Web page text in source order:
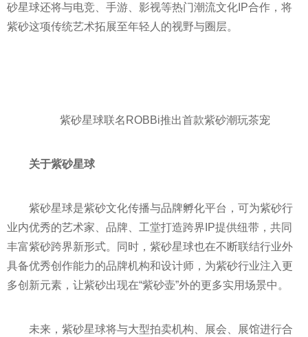
砂星球还将与电竞、手游、影视等热门潮流文化IP合作，将
紫砂这项传统艺术拓展至年轻人的视野与圈层。
紫砂星球联名ROBBi推出首款紫砂潮玩茶宠
关于紫砂星球
紫砂星球是紫砂文化传播与品牌孵化平台，可为紫砂行
业内优秀的艺术家、品牌、工堂打造跨界IP提供纽带，共同
丰富紫砂跨界新形式。同时，紫砂星球也在不断联结行业外
具备优秀创作能力的品牌机构和设计师，为紫砂行业注入更
多创新元素，让紫砂出现在“紫砂壶”外的更多实用场景中。
未来，紫砂星球将与大型拍卖机构、展会、展馆进行合